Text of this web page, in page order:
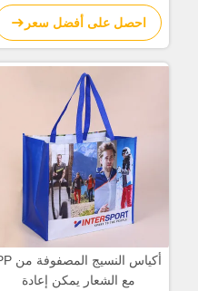
التسوق غير المنسوجة مع شعار
مخصص
احصل على أفضل سعر
أكياس النسيج المصفوفة من PP
مع الشعار يمكن إعادة